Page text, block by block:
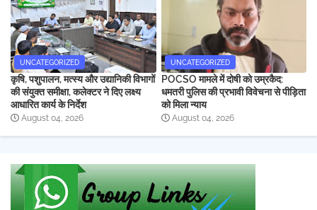
UNCATEGORIZED
कृषि, पशुपालन, मत्स्य और उद्यानिकी विभागों
की संयुक्त समीक्षा, कलेक्टर ने दिए लक्ष्य
आधारित कार्य के निर्देश
August 04, 2026
UNCATEGORIZED
POCSO मामले में दोषी को उम्रकैद:
धमतरी पुलिस की प्रभावी विवेचना से पीड़िता
को मिला न्याय
August 04, 2026